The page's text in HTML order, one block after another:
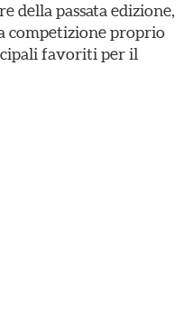
della passata edizione,
competizione proprio
favoriti per il